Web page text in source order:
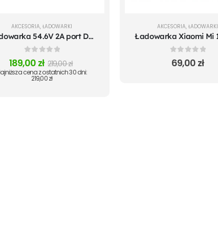
AKCESORIA, ŁADOWARKI
Ładowarka 54.6V 2A port DC 5.5x2.1
0out of 5
189,00 zł 219,00zł
cena z ostatnich 30 dni:
219,00zł
AKCESORIA, ŁADOWARKI
0out of 5
69,00 zł